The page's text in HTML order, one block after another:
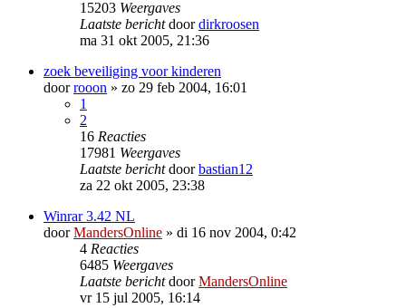
15203 Weergaves
Laatste berichtdoordirkroosen
ma 31 okt 2005, 21:36
zoek beveiliging voor kinderen
doorrooon » zo 29 feb 2004, 16:01
1
2
16 Reacties
17981 Weergaves
Laatste berichtdoorbastian12
za 22 okt 2005, 23:38
Winrar 3.42 NL
doorMandersOnline » di 16 nov 2004, 0:42
4 Reacties
6485 Weergaves
Laatste berichtdoorMandersOnline
vr 15 jul 2005, 16:14